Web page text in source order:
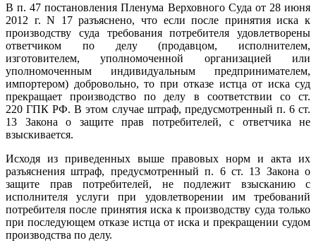
В п. 47 постановления Пленума Верховного Суда от 28 июня
2012 г. N 17 разъяснено, что если после принятия иска к
производству суда требования потребителя удовлетворены
ответчиком по делу (продавцом, исполнителем,
изготовителем, уполномоченной организацией или
уполномоченным индивидуальным предпринимателем,
импортером) добровольно, то при отказе истца от иска суд
прекращает производство по делу в соответствии со ст.
220 ГПК РФ. В этом случае штраф, предусмотренный п. 6 ст.
13 Закона о защите прав потребителей, с ответчика не
взыскивается.
Исходя из приведенных выше правовых норм и акта их
разъяснения штраф, предусмотренный п. 6 ст. 13 Закона о
защите прав потребителей, не подлежит взысканию с
исполнителя услуги при удовлетворении им требований
потребителя после принятия иска к производству суда только
при последующем отказе истца от иска и прекращении судом
производства по делу.